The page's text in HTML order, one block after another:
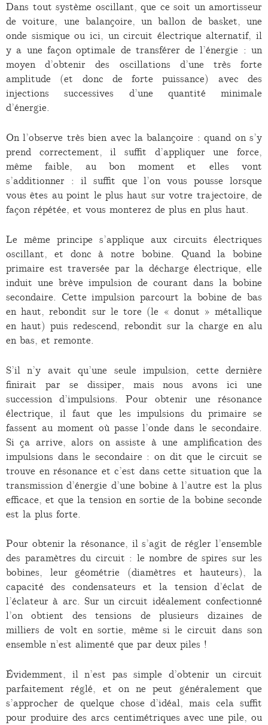
Dans tout système oscillant, que ce soit un amortisseur
de voiture, une balançoire, un ballon de basket, une
onde sismique ou ici, un circuit électrique alternatif, il
y a une façon optimale de transférer de l’énergie : un
moyen d’obtenir des oscillations d’une très forte
amplitude (et donc de forte puissance) avec des
injections successives d’une quantité minimale
d’énergie.
On l’observe très bien avec la balançoire : quand on s’y
prend correctement, il suffit d’appliquer une force,
même faible, au bon moment et elles vont
s’additionner : il suffit que l’on vous pousse lorsque
vous êtes au point le plus haut sur votre trajectoire, de
façon répétée, et vous monterez de plus en plus haut.
Le même principe s’applique aux circuits électriques
oscillant, et donc à notre bobine. Quand la bobine
primaire est traversée par la décharge électrique, elle
induit une brève impulsion de courant dans la bobine
secondaire. Cette impulsion parcourt la bobine de bas
en haut, rebondit sur le tore (le « donut » métallique
en haut) puis redescend, rebondit sur la charge en alu
en bas, et remonte.
S’il n’y avait qu’une seule impulsion, cette dernière
finirait par se dissiper, mais nous avons ici une
succession d’impulsions. Pour obtenir une résonance
électrique, il faut que les impulsions du primaire se
fassent au moment où passe l’onde dans le secondaire.
Si ça arrive, alors on assiste à une amplification des
impulsions dans le secondaire : on dit que le circuit se
trouve en résonance et c’est dans cette situation que la
transmission d’énergie d’une bobine à l’autre est la plus
efficace, et que la tension en sortie de la bobine seconde
est la plus forte.
Pour obtenir la résonance, il s’agit de régler l’ensemble
des paramètres du circuit : le nombre de spires sur les
bobines, leur géométrie (diamètres et hauteurs), la
capacité des condensateurs et la tension d’éclat de
l’éclateur à arc. Sur un circuit idéalement confectionné
l’on obtient des tensions de plusieurs dizaines de
milliers de volt en sortie, même si le circuit dans son
ensemble n’est alimenté que par deux piles !
Évidemment, il n’est pas simple d’obtenir un circuit
parfaitement réglé, et on ne peut généralement que
s’approcher de quelque chose d’idéal, mais cela suffit
pour produire des arcs centimétriques avec une pile, ou